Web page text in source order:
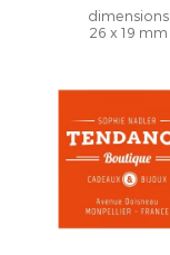
dimensions
26 x 19 mm